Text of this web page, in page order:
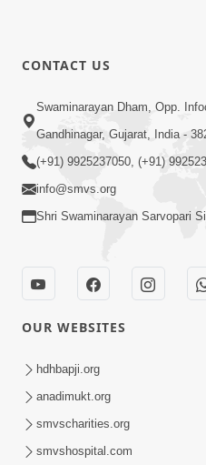
હું કોણ છું ? ભાગ 1 |
Journey | Anadimukta
હર્ષ-શોક, સુખ-દુખનું કારણ
Spiritual Journey |
CONTACT US
Swaminarayan Dham, Opp.
Gandhinagar, Gujarat, India -
(+91) 9925237050, (+91)
info@smvs.org
Shri Swaminarayan Sarvopari
OUR WEBSITES
hdhbapji.org
anadimukt.org
smvscharities.org
smvshospital.com